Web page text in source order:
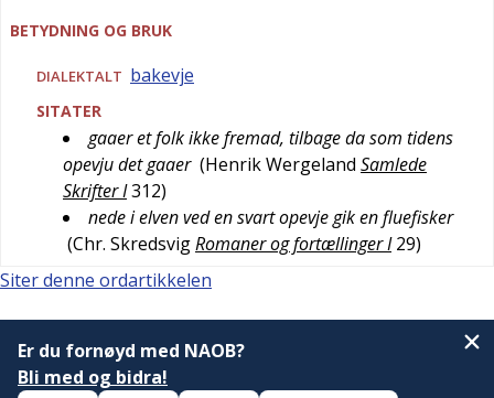
BETYDNING OG BRUK
DIALEKTALT bakevje
SITATER
gaaer et folk ikke fremad, tilbage da som tidens
opevju det gaaer (Henrik Wergeland Samlede
Skrifter I312)
nede i elven ved en svart opevje gik en fluefisker
(Chr. SkredsvigRomaner og fortællinger I 29)
Siter denne ordartikkelen
Er du fornøyd med NAOB?
Bli med og bidra!